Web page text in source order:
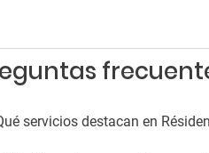
servicios destacan en